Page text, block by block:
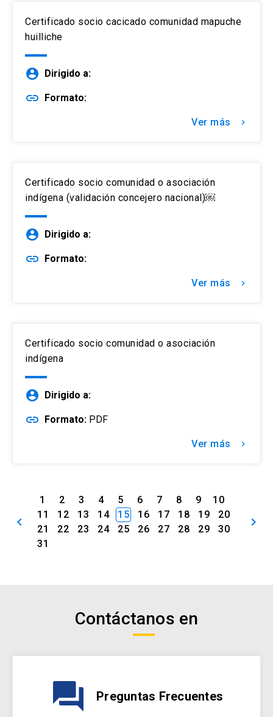
Certificado socio cacicado comunidad mapuche
huilliche
account_circle Dirigido a:
link Formato:
Ver más keyboard_arrow_right
Certificado socio comunidad o asociación
indígena (validación concejero nacional)￼
account_circle Dirigido a:
link Formato:
Ver más keyboard_arrow_right
Certificado socio comunidad o asociación
indígena
account_circle Dirigido a:
link Formato: PDF
Ver más keyboard_arrow_right
keyboard_arrow_left
1 2 3 4 5 6 7 8 9
10
11
12 13 14 15 16 17 18 19
20
21
22 23 24 25 26 27 28 29
30
31
keyboard_arrow_right
Contáctanos en
question_answer Preguntas Frecuentes